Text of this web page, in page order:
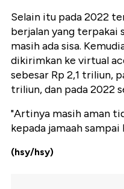
Selain itu pada 2022
berjalan yang terpakai
masih ada sisa.
dikirimkan ke virtual
sebesar Rp 2,1 triliun,
triliun, dan pada 2022
"Artinya masih aman
kepada jamaah
(hsy/hsy)